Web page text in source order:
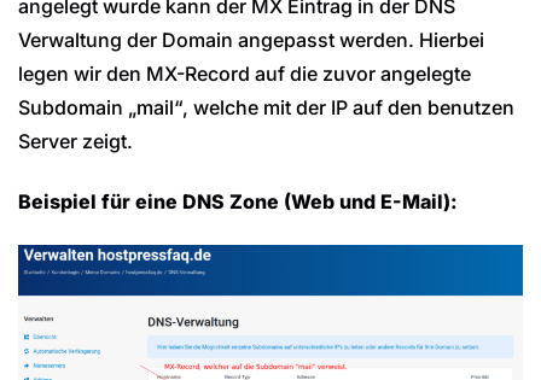
angelegt wurde kann der MX Eintrag in der DNS
Verwaltung der Domain angepasst werden. Hierbei
legen wir den MX-Record auf die zuvor angelegte
Subdomain „mail“, welche mit der IP auf den benutzen
Server zeigt.
Beispiel für eine DNS Zone (Web und E-Mail):